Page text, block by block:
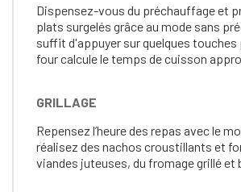
Dispensez-vous du préchauffage et
plats surgelés grâce au mode sans
suffit d'appuyer sur quelques touches
four calcule le temps de cuisson
GRILLAGE
Repensez l’heure des repas avec le
réalisez des nachos croustillants et
viandes juteuses, du fromage grillé et